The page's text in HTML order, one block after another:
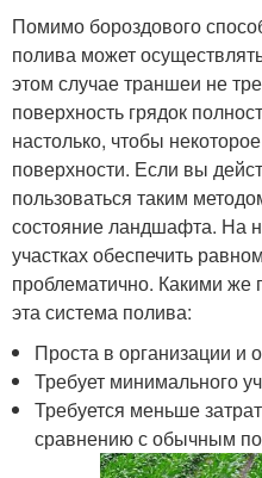
Помимо бороздового
полива может
этом случае траншеи не
поверхность грядок
настолько, чтобы
поверхности. Если вы
пользоваться таким
состояние ландшафта. На
участках обеспечить
проблематично. Какими
эта система полива:
Проста в организации и
Требует минимального
Требуется меньше
сравнению с обычным